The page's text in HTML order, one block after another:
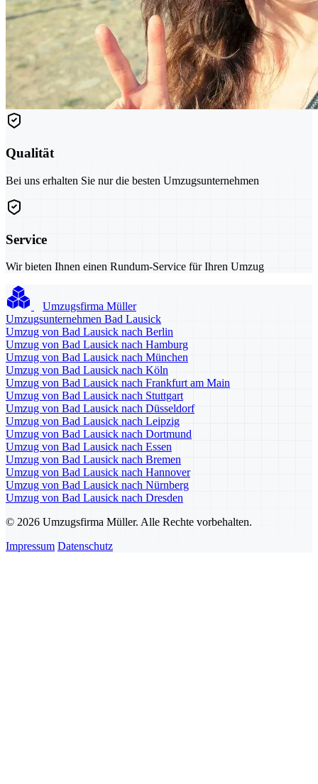
Qualität
Bei uns erhalten Sie nur die besten Umzugsunternehmen
Service
Wir bieten Ihnen einen Rundum-Service für Ihren Umzug
Umzugsfirma Müller
Umzugsunternehmen Bad Lausick
Umzug von Bad Lausick nach Berlin
Umzug von Bad Lausick nach Hamburg
Umzug von Bad Lausick nach München
Umzug von Bad Lausick nach Köln
Umzug von Bad Lausick nach Frankfurt am Main
Umzug von Bad Lausick nach Stuttgart
Umzug von Bad Lausick nach Düsseldorf
Umzug von Bad Lausick nach Leipzig
Umzug von Bad Lausick nach Dortmund
Umzug von Bad Lausick nach Essen
Umzug von Bad Lausick nach Bremen
Umzug von Bad Lausick nach Hannover
Umzug von Bad Lausick nach Nürnberg
Umzug von Bad Lausick nach Dresden
© 2026 Umzugsfirma Müller. Alle Rechte vorbehalten.
Impressum Datenschutz